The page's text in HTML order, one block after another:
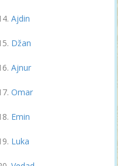
Ajdin
Džan
Ajnur
Omar
Emin
Luka